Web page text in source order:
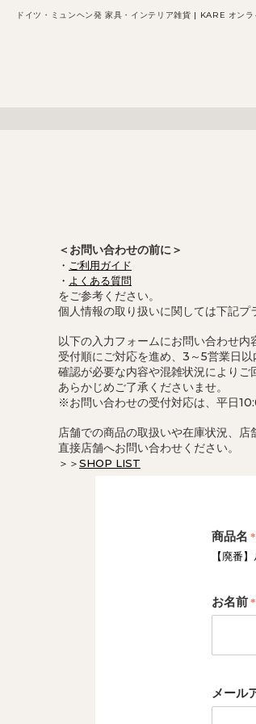
ドイツ・ミュンヘン発 家具・インテリア雑貨 | KARE オンラ
＜お問い合わせの前に＞
・ ご利用ガイド
・ よくある質問
をご参考ください。
個人情報の取り扱いに関しては下記プ
以下の入力フォームにお問い合わせ内
受付順にご対応を進め、3～5営業日
確認が必要な内容や混雑状況によりご
あらかじめご了承くださいませ。
※お問い合わせの受付対応は、平日
店舗での商品の取扱いや在庫状況、
直接店舗へお問い合わせください。
＞＞SHOP LIST
商品名
【廃番
お名前
メール